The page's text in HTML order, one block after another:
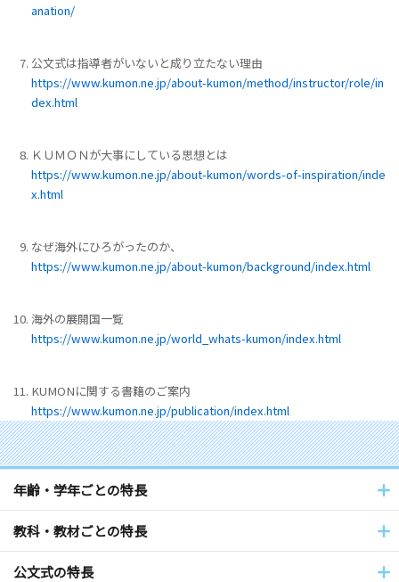
anation/
公文式は指導者がいないと成り立たない理由
https://www.kumon.ne.jp/about-kumon/method/instructor/role/in
dex.html
ＫＵＭＯＮが大事にしている思想とは
https://www.kumon.ne.jp/about-kumon/words-of-inspiration/inde
x.html
なぜ海外にひろがったのか、
https://www.kumon.ne.jp/about-kumon/background/index.html
海外の展開国一覧
https://www.kumon.ne.jp/world_whats-kumon/index.html
KUMONに関する書籍のご案内
https://www.kumon.ne.jp/publication/index.html
年齢・学年ごとの特長
教科・教材ごとの特長
公文式の特長